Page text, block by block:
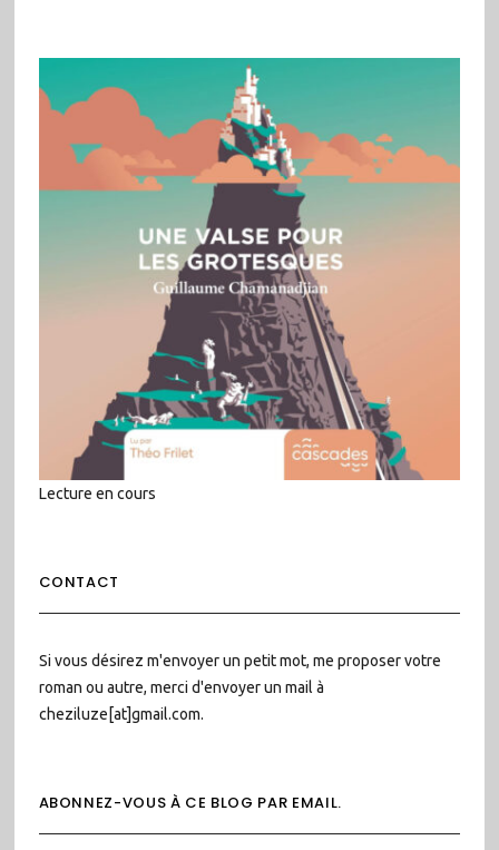
Lecture en cours
CONTACT
Si vous désirez m'envoyer un petit mot, me proposer votre
roman ou autre, merci d'envoyer un mail à
cheziluze[at]gmail.com.
ABONNEZ-VOUS À CE BLOG PAR EMAIL.